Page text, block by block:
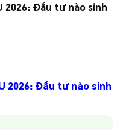
2026: Đầu tư nào sinh
2026: Đầu tư nào sinh